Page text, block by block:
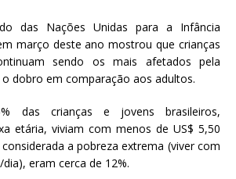
das Nações Unidas para a Infância
março deste ano mostrou que crianças
sendo os mais afetados pela
dobro em comparação aos adultos.
das crianças e jovens brasileiros,
etária, viviam com menos de US$ 5,50
a pobreza extrema (viver com
eram cerca de 12%.